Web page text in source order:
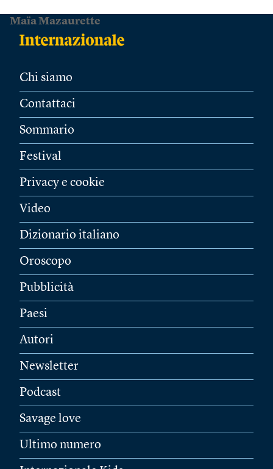
Maïa Mazaurette
Chi siamo
Contattaci
Sommario
Festival
Privacy e cookie
Video
Dizionario italiano
Oroscopo
Pubblicità
Paesi
Autori
Newsletter
Podcast
Savage love
Ultimo numero